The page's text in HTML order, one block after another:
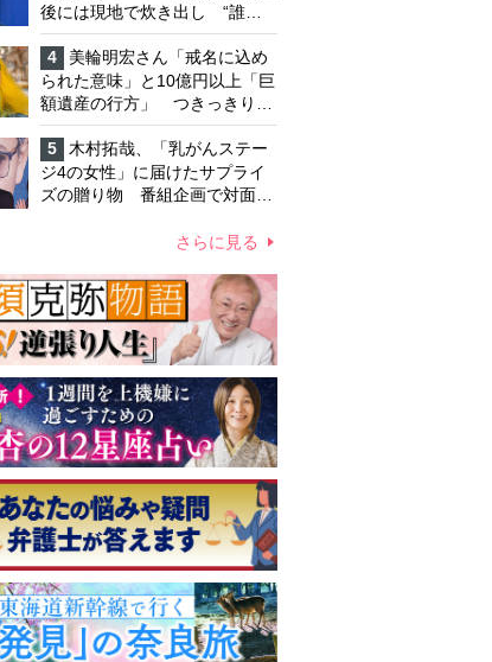
後には現地で炊き出し “誰に
も知られなくて良い”と、むし
ろ強まる福祉活動への思い
4
美輪明宏さん「戒名に込め
られた意味」と10億円以上「巨
額遺産の行方」 つきっきりで
私生活をサポートしていた元俳
優が相続か
5
木村拓哉、「乳がんステー
ジ4の女性」に届けたサプライ
ズの贈り物 番組企画で対面し
心遣いに「うれしくて号泣しま
さらに見る